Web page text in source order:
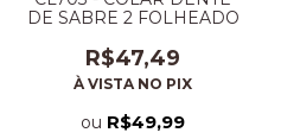
DE SABRE 2 FOLHEADO
R$47,49
À VISTA NO PIX
ou R$49,99